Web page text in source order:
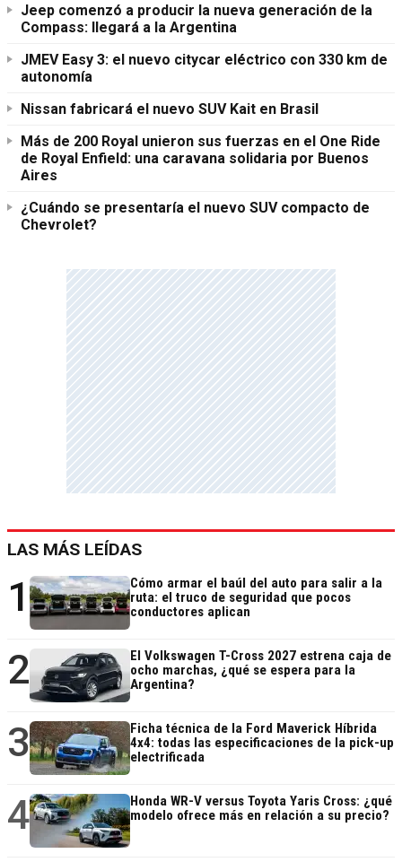
Jeep comenzó a producir la nueva generación de la
Compass: llegará a la Argentina
JMEV Easy 3: el nuevo citycar eléctrico con 330 km de
autonomía
Nissan fabricará el nuevo SUV Kait en Brasil
Más de 200 Royal unieron sus fuerzas en el One Ride
de Royal Enfield: una caravana solidaria por Buenos
Aires
¿Cuándo se presentaría el nuevo SUV compacto de
Chevrolet?
LAS MÁS LEÍDAS
1
Cómo armar el baúl del auto para salir a la
ruta: el truco de seguridad que pocos
conductores aplican
2
El Volkswagen T-Cross 2027 estrena caja de
ocho marchas, ¿qué se espera para la
Argentina?
3
Ficha técnica de la Ford Maverick Híbrida
4x4: todas las especificaciones de la pick-up
electrificada
4
Honda WR-V versus Toyota Yaris Cross: ¿qué
modelo ofrece más en relación a su precio?